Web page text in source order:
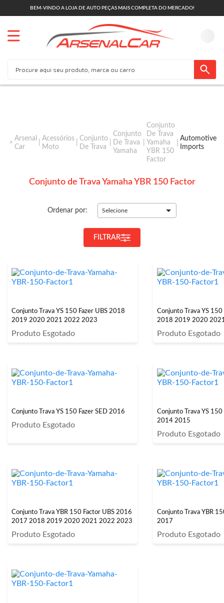
BEM-VINDO A LOJA DE AUTO PEÇAS MAIS COMPLETA DO MERCADO!
Arsenal
Car
Acessórios
Moto
Conjunto
De Trava
Conjunto
De Trava
Yamaha
Conjunto
De Trava
Yamaha
YBR 150
Factor
Automotive
Imports
Conjunto de Trava Yamaha YBR 150 Factor
Ordenar por: Selecione
FILTRAR
Conjunto Trava YS 150 Fazer UBS 2018
2019 2020 2021 2022 2023
Produto Esgotado
Conjunto Trava YS
2018 2019 2020
Produto Esgotado
Conjunto Trava YS 150 Fazer SED 2016
Produto Esgotado
Conjunto Trava YS
2014 2015
Produto Esgotado
Conjunto Trava YBR 150 Factor UBS 2016
2017 2018 2019 2020 2021 2022 2023
Produto Esgotado
Conjunto Trava YBR
2017
Produto Esgotado